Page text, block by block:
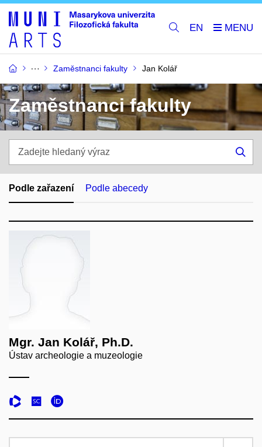
EN
Zaměstnanci fakulty Jan Kolář
Zaměstnanci fakulty
hledaný
výraz
Podle zařazení Podle abecedy
Mgr. Jan Kolář, Ph.D.
Ústav archeologie a muzeologie